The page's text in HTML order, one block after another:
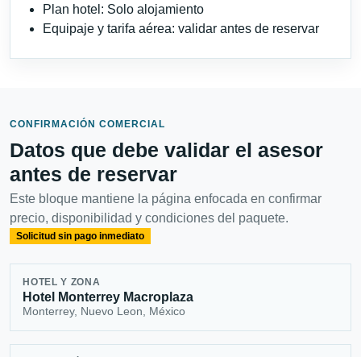
Plan hotel: Solo alojamiento
Equipaje y tarifa aérea: validar antes de reservar
CONFIRMACIÓN COMERCIAL
Datos que debe validar el asesor
antes de reservar
Este bloque mantiene la página enfocada en confirmar
precio, disponibilidad y condiciones del paquete.
Solicitud sin pago inmediato
HOTEL Y ZONA
Hotel Monterrey Macroplaza
Monterrey, Nuevo Leon, México